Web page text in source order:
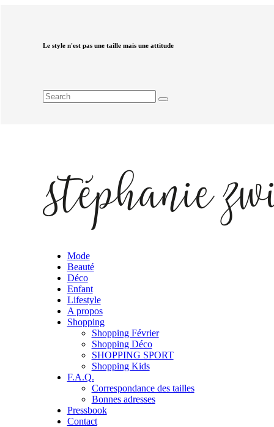
Le style n'est pas une taille mais une attitude
Mode
Beauté
Déco
Enfant
Lifestyle
A propos
Shopping
Shopping Février
Shopping Déco
SHOPPING SPORT
Shopping Kids
F.A.Q.
Correspondance des tailles
Bonnes adresses
Pressbook
Contact